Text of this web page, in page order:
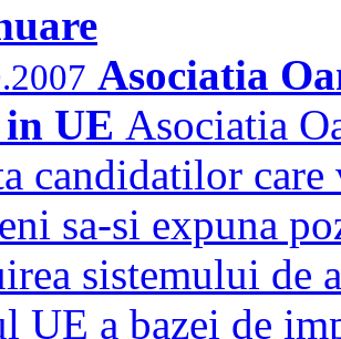
Asociatia
UE Asociatia
candidatilor care
sa-si expuna
sistemului de
UE a bazei de